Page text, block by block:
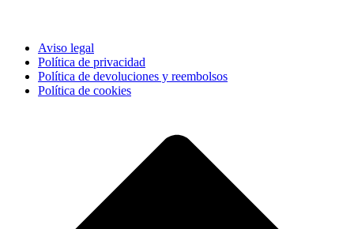
Aviso legal
Política de privacidad
Política de devoluciones y reembolsos
Política de cookies